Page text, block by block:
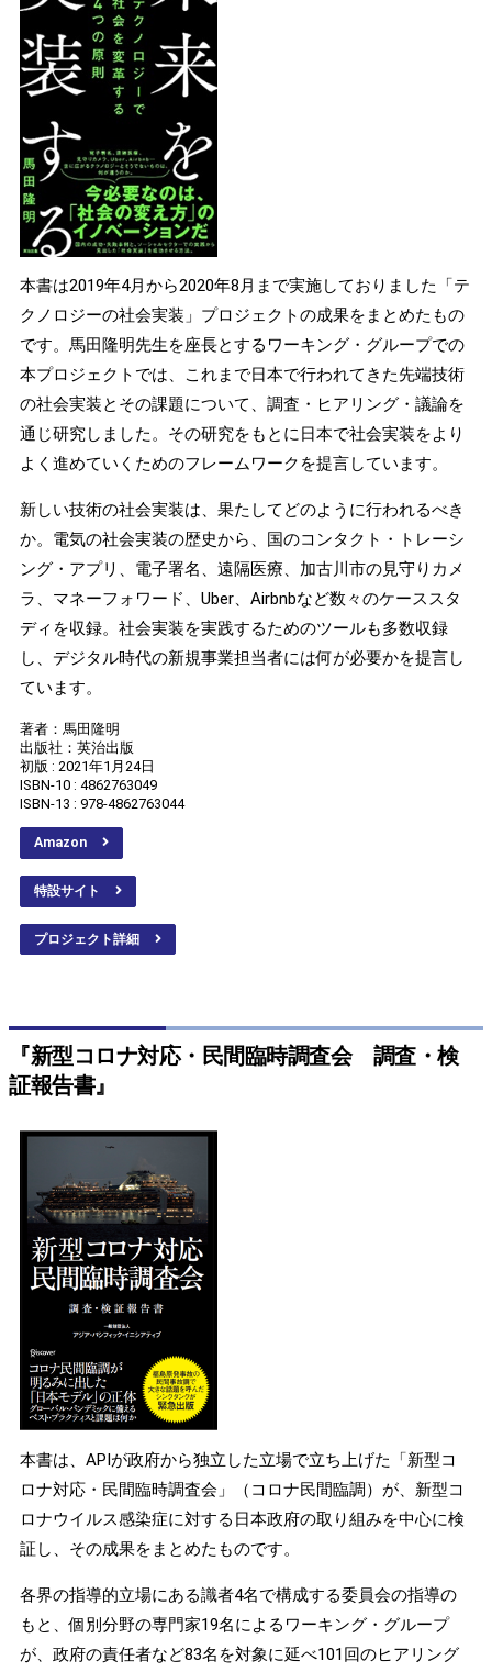
本書は2019年4月から2020年8月まで実施しておりました「テ
クノロジーの社会実装」プロジェクトの成果をまとめたもの
です。馬田隆明先生を座長とするワーキング・グループでの
本プロジェクトでは、これまで日本で行われてきた先端技術
の社会実装とその課題について、調査・ヒアリング・議論を
通じ研究しました。その研究をもとに日本で社会実装をより
よく進めていくためのフレームワークを提言しています。
新しい技術の社会実装は、果たしてどのように行われるべき
か。電気の社会実装の歴史から、国のコンタクト・トレーシ
ング・アプリ、電子署名、遠隔医療、加古川市の見守りカメ
ラ、マネーフォワード、Uber、Airbnbなど数々のケーススタ
ディを収録。社会実装を実践するためのツールも多数収録
し、デジタル時代の新規事業担当者には何が必要かを提言し
ています。
著者：馬田隆明
出版社：英治出版
初版 : 2021年1月24日
ISBN-10 : 4862763049
ISBN-13 : 978-4862763044
Amazon
特設サイト
プロジェクト詳細
『新型コロナ対応・民間臨時調査会 調査・検
証報告書』
本書は、APIが政府から独立した立場で立ち上げた「新型コ
ロナ対応・民間臨時調査会」（コロナ民間臨調）が、新型コ
ロナウイルス感染症に対する日本政府の取り組みを中心に検
証し、その成果をまとめたものです。
各界の指導的立場にある識者4名で構成する委員会の指導の
もと、個別分野の専門家19名によるワーキング・グループ
が、政府の責任者など83名を対象に延べ101回のヒアリング